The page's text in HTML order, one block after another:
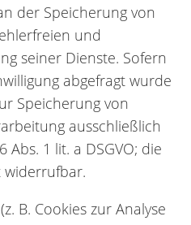
der Speicherung von
und
seiner Dienste. Sofern
abgefragt wurde
Speicherung von
ausschließlich
1 lit. a DSGVO; die
widerrufbar.
B. Cookies zur Analyse